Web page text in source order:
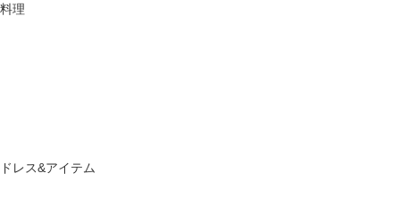
料理
ドレス&アイテム